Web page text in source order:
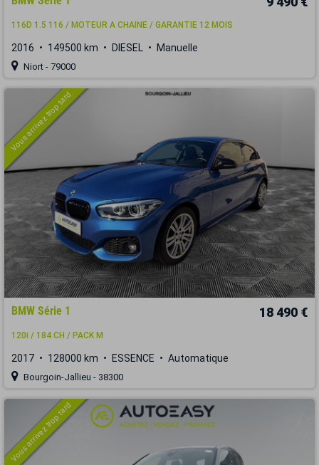
116D 1.5 116 / MOTEUR A CHAINE / GARANTIE 12 MOIS
2016 149500 km DIESEL Manuelle
Niort - 79000
Vous arrivez trop tard
BMW Série 1 18 490 €
120i / 184 CH / PACK M
2017 128000 km ESSENCE Automatique
Bourgoin-Jallieu - 38300
Vous arrivez trop tard